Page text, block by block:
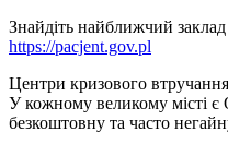
Знайдіть найближчий
https://pacjent.gov.pl
Центри кризового
У кожному великому місті
безкоштовну та часто